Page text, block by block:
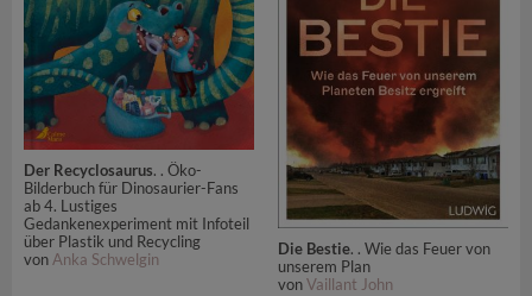
Der Recyclosaurus. . Öko-
Bilderbuch für Dinosaurier-Fans
ab 4. Lustiges
Gedankenexperiment mit Infoteil
über Plastik und Recycling
von Anka Schwelgin
Die Bestie. . Wie das Feuer von
unserem Plan
vonVaillant John